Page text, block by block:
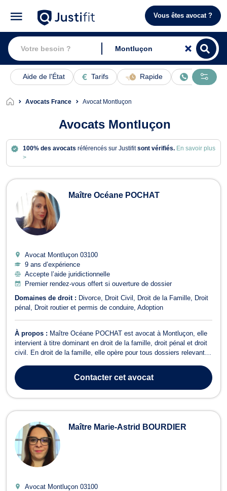
Vous êtes avocat ?
Aide de l'État Tarifs Rapide En ligne
Avocats France Avocat Montluçon
Avocats Montluçon
100% des avocats référencés sur Justifitsont vérifiés. En savoir plus
>
Avocats à Montluçon
Maître Océane POCHAT
Avocat Montluçon 03100
9 ans d’expérience
Accepte l’aide juridictionnelle
Premier rendez-vous offert si ouverture de dossier
Domaines de droit : Divorce Droit Civil Droit de la Famille
Droit
pénal
Droit routier et permis de conduire Adoption
À propos : Maître Océane POCHAT est avocat à Montluçon, elle
intervient à titre dominant en droit de la famille, droit pénal et droit
civil. En droit de la famille, elle opère pour tous dossiers relevant
liquidation des indivisions, de la garde des enfants, de la
liquidation...
Contactercet avocat
Maître Marie-Astrid BOURDIER
Avocat Montluçon 03100